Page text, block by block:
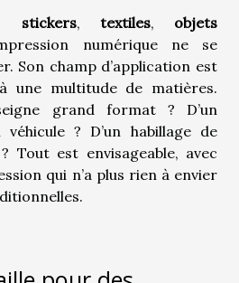
stickers, textiles, objets
numérique ne se
Son champ d’application est
une multitude de matières.
grand format ? D’un
? D’un habillage de
Tout est envisageable, avec
qui n’a plus rien à envier